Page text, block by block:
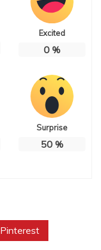
Excited
0%
Surprise
50%
Pinterest